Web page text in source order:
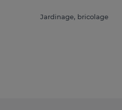
Jardinage, bricolage